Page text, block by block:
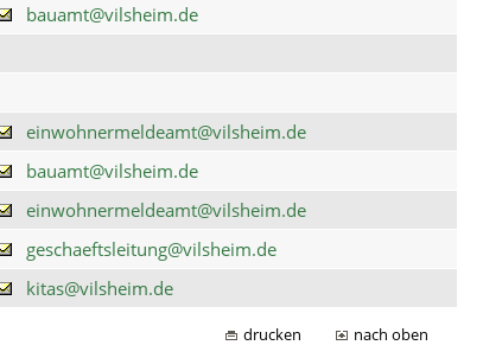
bauamt@vilsheim.de
einwohnermeldeamt@vilsheim.de
bauamt@vilsheim.de
einwohnermeldeamt@vilsheim.de
geschaeftsleitung@vilsheim.de
kitas@vilsheim.de
drucken nach oben